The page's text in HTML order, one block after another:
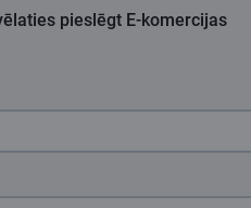
pieslēgt E-komercijas